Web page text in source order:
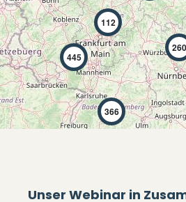
112
260
445
366
Unser Webinar in